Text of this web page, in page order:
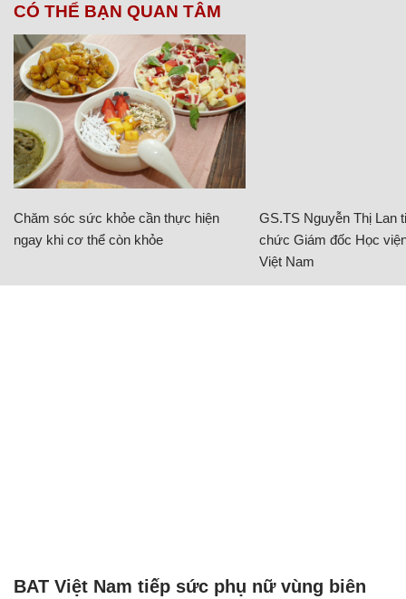
CÓ THỂ BẠN QUAN TÂM
Chăm sóc sức khỏe cần thực hiện
ngay khi cơ thể còn khỏe
GS.TS Nguyễn Thị Lan
chức Giám đốc Học
Việt Nam
BAT Việt Nam tiếp sức phụ nữ vùng biên